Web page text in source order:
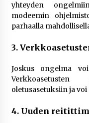
yhteyden
modeemin
parhaalla
3.
Joskus ongelma
oletusasetuksiin ja
4. Uuden